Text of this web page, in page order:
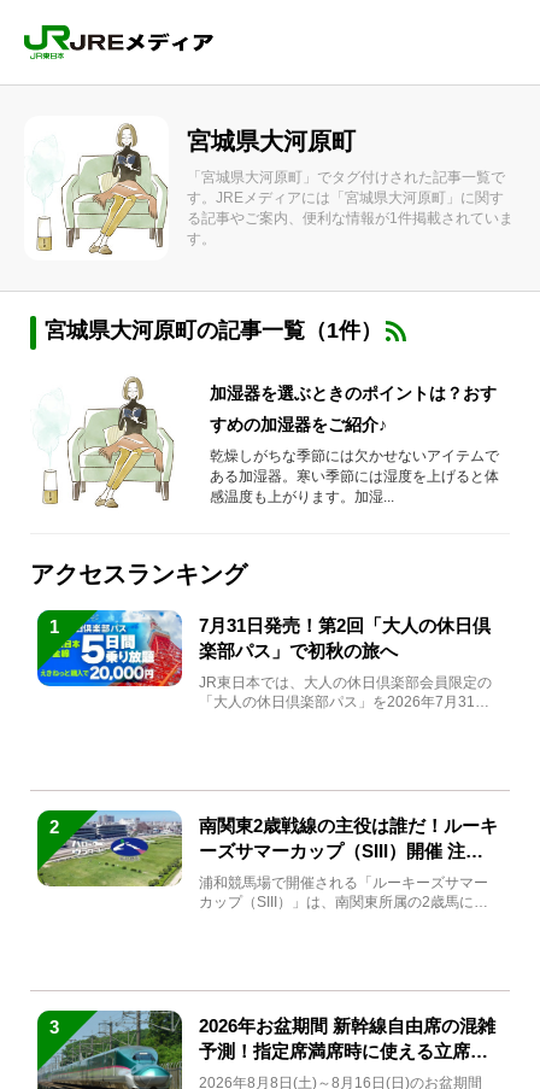
宮城県大河原町
「宮城県大河原町」でタグ付けされた記事一覧で
す。JREメディアには「宮城県大河原町」に関す
る記事やご案内、便利な情報が1件掲載されていま
す。
宮城県大河原町の記事一覧（1件）
加湿器を選ぶときのポイントは？おす
すめの加湿器をご紹介♪
乾燥しがちな季節には欠かせないアイテムで
ある加湿器。寒い季節には湿度を上げると体
感温度も上がります。加湿...
アクセスランキング
1
7月31日発売！第2回「大人の休日倶
楽部パス」で初秋の旅へ
JR東日本では、大人の休日倶楽部会員限定の
「大人の休日倶楽部パス」を2026年7月31日
2
南関東2歳戦線の主役は誰だ！ルーキ
ーズサマーカップ（SIII）開催 注目
馬と見どころをチェック
浦和競馬場で開催される「ルーキーズサマー
カップ（SIII）」は、南関東所属の2歳馬によ
3
2026年お盆期間 新幹線自由席の混雑
予測！指定席満席時に使える立席特
急券も解説
2026年8月8日(土)～8月16日(日)のお盆期間